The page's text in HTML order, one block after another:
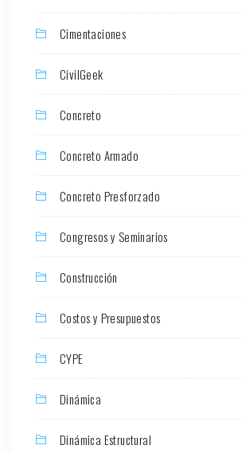
Cimentaciones
CivilGeek
Concreto
Concreto Armado
Concreto Presforzado
Congresos y Seminarios
Construcción
Costos y Presupuestos
CYPE
Dinámica
Dinámica Estructural